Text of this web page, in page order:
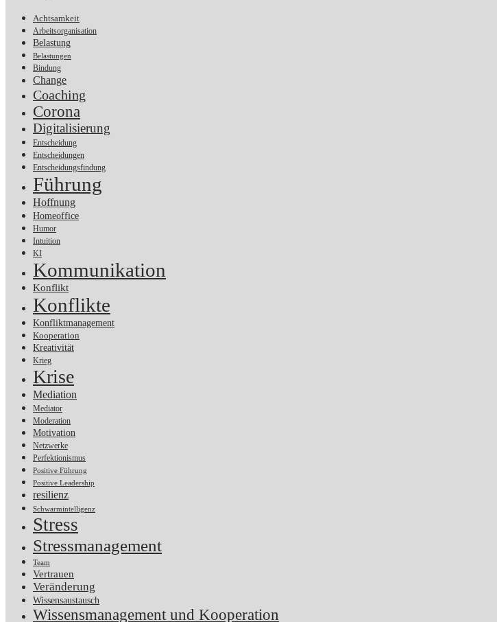
Achtsamkeit
Arbeitsorganisation
Belastung
Belastungen
Bindung
Change
Coaching
Corona
Digitalisierung
Entscheidung
Entscheidungen
Entscheidungsfindung
Führung
Hoffnung
Homeoffice
Humor
Intuition
KI
Kommunikation
Konflikt
Konflikte
Konfliktmanagement
Kooperation
Kreativität
Krieg
Krise
Mediation
Mediator
Moderation
Motivation
Netzwerke
Perfektionismus
Positive Führung
Positive Leadership
resilienz
Schwarmintelligenz
Stress
Stressmanagement
Team
Vertrauen
Veränderung
Wissensaustausch
Wissensmanagement und Kooperation